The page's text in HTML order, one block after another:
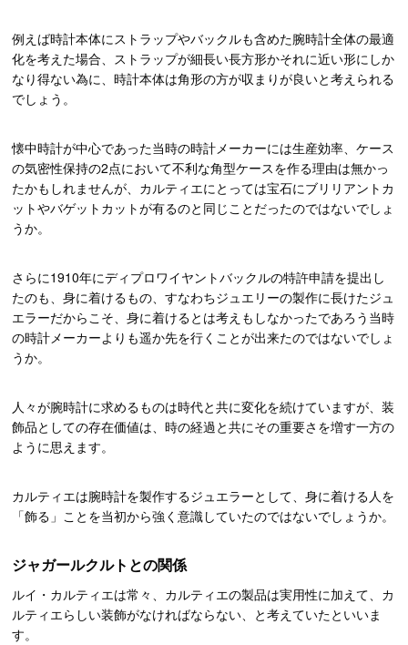
例えば時計本体にストラップやバックルも含めた腕時計全体の最適
化を考えた場合、ストラップが細長い長方形かそれに近い形にしか
なり得ない為に、時計本体は角形の方が収まりが良いと考えられる
でしょう。
懐中時計が中心であった当時の時計メーカーには生産効率、ケース
の気密性保持の2点において不利な角型ケースを作る理由は無かっ
たかもしれませんが、カルティエにとっては宝石にブリリアントカ
ットやバゲットカットが有るのと同じことだったのではないでしょ
うか。
さらに1910年にディプロワイヤントバックルの特許申請を提出し
たのも、身に着けるもの、すなわちジュエリーの製作に長けたジュ
エラーだからこそ、身に着けるとは考えもしなかったであろう当時
の時計メーカーよりも遥か先を行くことが出来たのではないでしょ
うか。
人々が腕時計に求めるものは時代と共に変化を続けていますが、装
飾品としての存在価値は、時の経過と共にその重要さを増す一方の
ように思えます。
カルティエは腕時計を製作するジュエラーとして、身に着ける人を
「飾る」ことを当初から強く意識していたのではないでしょうか。
ジャガールクルトとの関係
ルイ・カルティエは常々、カルティエの製品は実用性に加えて、カ
ルティエらしい装飾がなければならない、と考えていたといいま
す。